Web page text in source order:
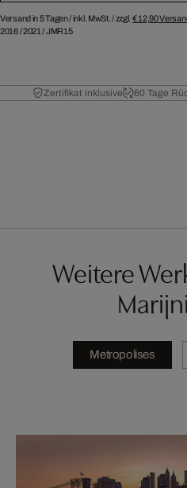
Versand in 5 Tagen /inkl. MwSt. / zzgl. € 12,90
2016/2021 /JMR15
Zertifikat inklusive 60 Tage
Weitere
Metropolises